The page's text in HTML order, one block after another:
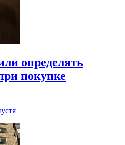
определять
покупке